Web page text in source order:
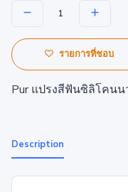
รายการที่ชอบ
Pur แปรงสีฟันซิลิโคนน
Description